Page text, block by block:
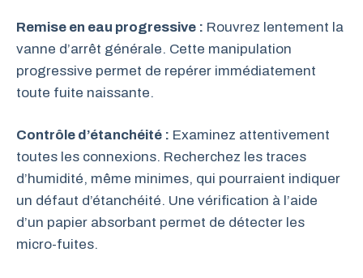
Remise en eau progressive : Rouvrez lentement la
vanne d’arrêt générale. Cette manipulation
progressive permet de repérer immédiatement
toute fuite naissante.
Contrôle d’étanchéité : Examinez attentivement
toutes les connexions. Recherchez les traces
d’humidité, même minimes, qui pourraient indiquer
un défaut d’étanchéité. Une vérification à l’aide
d’un papier absorbant permet de détecter les
micro-fuites.